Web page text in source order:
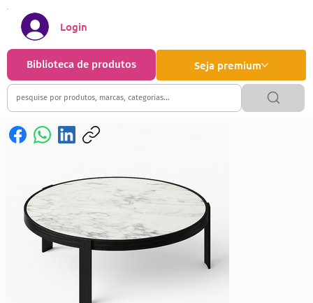
Seja premium
Biblioteca de produtos
Login